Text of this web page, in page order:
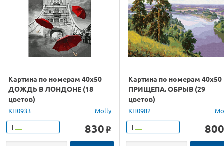
Картина по номерам 40х50
ДОЖДЬ В ЛОНДОНЕ (18
цветов)
KH0933 Molly
Т 830 o
Картина по номерам 40х50
ПРИЩЕПА. ОБРЫВ (29
цветов)
KH0982
Т 800